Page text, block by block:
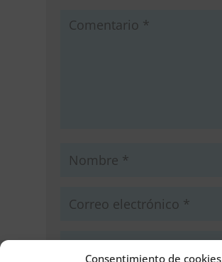
Consentimiento de cookies